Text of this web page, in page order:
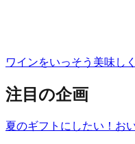
ワインをいっそう美味し
注目の企画
夏のギフトにしたい！お